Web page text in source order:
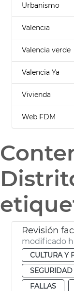
Urbanismo
Valencia
Valencia verde
Valencia Ya
Vivienda
Web FDM
modificado
CULTURA Y
FALLAS